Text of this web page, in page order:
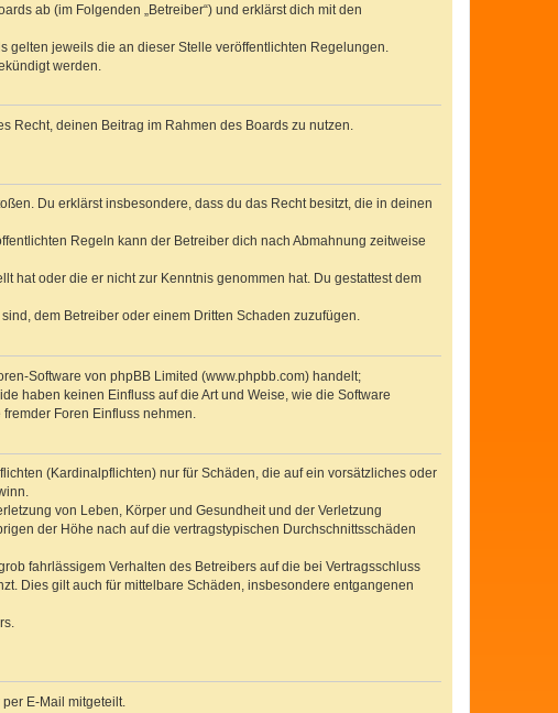
ab (im Folgenden „Betreiber“) und erklärst dich mit den
jeweils die an dieser Stelle veröffentlichten Regelungen.
werden.
Recht, deinen Beitrag im Rahmen des Boards zu nutzen.
Du erklärst insbesondere, dass du das Recht besitzt, die in deinen
Regeln kann der Betreiber dich nach Abmahnung zeitweise
hat oder die er nicht zur Kenntnis genommen hat. Du gestattest dem
dem Betreiber oder einem Dritten Schaden zuzufügen.
Software von phpBB Limited (www.phpbb.com) handelt;
haben keinen Einfluss auf die Art und Weise, wie die Software
Foren Einfluss nehmen.
(Kardinalpflichten) nur für Schäden, die auf ein vorsätzliches oder
von Leben, Körper und Gesundheit und der Verletzung
der Höhe nach auf die vertragstypischen Durchschnittsschäden
fahrlässigem Verhalten des Betreibers auf die bei Vertragsschluss
Dies gilt auch für mittelbare Schäden, insbesondere entgangenen
E-Mail mitgeteilt.